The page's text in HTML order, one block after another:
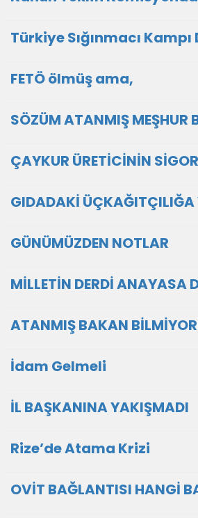
Türkiye Sığınmacı Kampı
FETÖ ölmüş ama,
SÖZÜM ATANMIŞ MEŞHUR
ÇAYKUR ÜRETİCİNİN
GIDADAKİ
GÜNÜMÜZDEN NOTLAR
MİLLETİN DERDİ ANAYASA
ATANMIŞ BAKAN
İdam Gelmeli
İL BAŞKANINA YAKIŞMADI
Rize’de Atama Krizi
OVİT BAĞLANTISI HANGİ